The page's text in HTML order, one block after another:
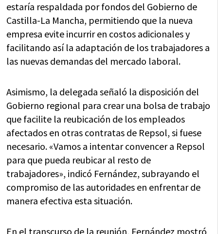
estaría respaldada por fondos del Gobierno de
Castilla-La Mancha, permitiendo que la nueva
empresa evite incurrir en costos adicionales y
facilitando así la adaptación de los trabajadores a
las nuevas demandas del mercado laboral.
Asimismo, la delegada señaló la disposición del
Gobierno regional para crear una bolsa de trabajo
que facilite la reubicación de los empleados
afectados en otras contratas de Repsol, si fuese
necesario. «Vamos a intentar convencer a Repsol
para que pueda reubicar al resto de
trabajadores», indicó Fernández, subrayando el
compromiso de las autoridades en enfrentar de
manera efectiva esta situación.
En el transcurso de la reunión, Fernández mostró